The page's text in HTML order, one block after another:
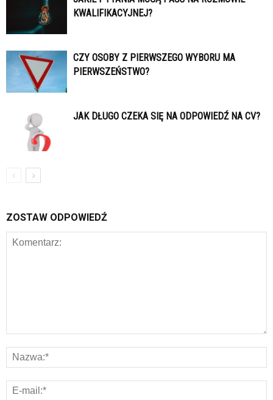
KWALIFIKACYJNEJ?
CZY OSOBY Z PIERWSZEGO WYBORU MA
PIERWSZEŃSTWO?
JAK DŁUGO CZEKA SIĘ NA ODPOWIEDŹ NA CV?
ZOSTAW ODPOWIEDŹ